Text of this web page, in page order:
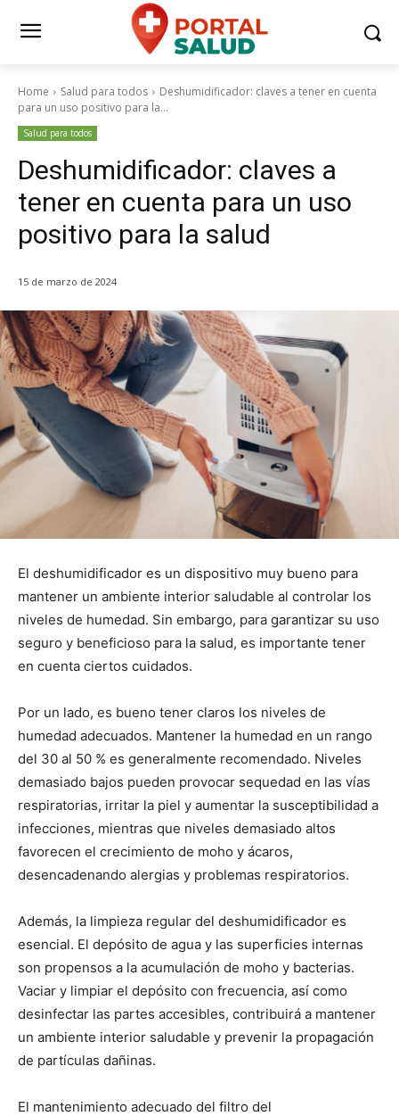
Home Salud para todos
Deshumidificador: claves a tener en cuenta
para un uso positivo para la...
Salud para todos
Deshumidificador: claves a
tener en cuenta para un uso
positivo para la salud
15 de marzo de 2024
El deshumidificador es un dispositivo muy bueno para
mantener un ambiente interior saludable al controlar los
niveles de humedad. Sin embargo, para garantizar su uso
seguro y beneficioso para la salud, es importante tener
en cuenta ciertos cuidados.
Por un lado, es bueno tener claros los niveles de
humedad adecuados. Mantener la humedad en un rango
del 30 al 50 % es generalmente recomendado. Niveles
demasiado bajos pueden provocar sequedad en las vías
respiratorias, irritar la piel y aumentar la susceptibilidad a
infecciones, mientras que niveles demasiado altos
favorecen el crecimiento de moho y ácaros,
desencadenando alergias y problemas respiratorios.
Además, la limpieza regular del deshumidificador es
esencial. El depósito de agua y las superficies internas
son propensos a la acumulación de moho y bacterias.
Vaciar y limpiar el depósito con frecuencia, así como
desinfectar las partes accesibles, contribuirá a mantener
un ambiente interior saludable y prevenir la propagación
de partículas dañinas.
El mantenimiento adecuado del filtro del